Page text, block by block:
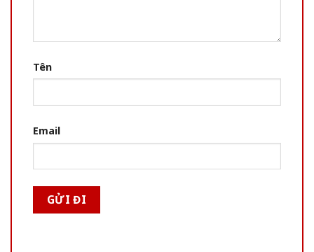
Tên
Email